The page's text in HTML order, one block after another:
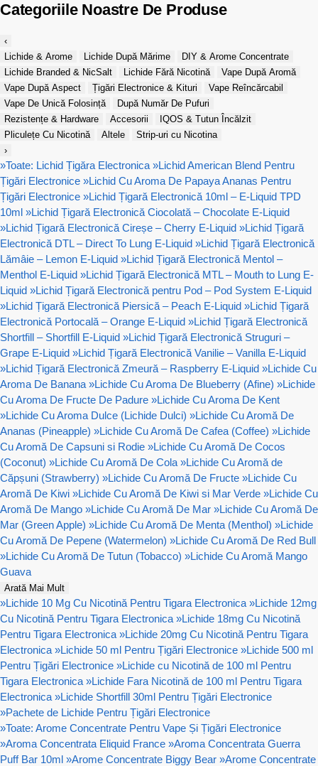
Categoriile Noastre De Produse
‹
Lichide & Arome
Lichide După Mărime
DIY & Arome Concentrate
Lichide Branded & NicSalt
Lichide Fără Nicotină
Vape După Aromă
Vape După Aspect
Țigări Electronice & Kituri
Vape Reîncărcabil
Vape De Unică Folosință
După Număr De Pufuri
Rezistențe & Hardware
Accesorii
IQOS & Tutun Încălzit
Pliculețe Cu Nicotină
Altele
Strip-uri cu Nicotina
›
»Toate: Lichid Țigăra Electronica »Lichid American Blend Pentru
Țigări Electronice »Lichid Cu Aroma De Papaya Ananas Pentru
Țigări Electronice »Lichid Țigară Electronică 10ml – E-Liquid TPD
10ml »Lichid Țigară Electronică Ciocolată – Chocolate E-Liquid
»Lichid Țigară Electronică Cireșe – Cherry E-Liquid »Lichid Țigară
Electronică DTL – Direct To Lung E-Liquid »Lichid Țigară Electronică
Lămâie – Lemon E-Liquid »Lichid Țigară Electronică Mentol –
Menthol E-Liquid »Lichid Țigară Electronică MTL – Mouth to Lung E-
Liquid »Lichid Țigară Electronică pentru Pod – Pod System E-Liquid
»Lichid Țigară Electronică Piersică – Peach E-Liquid »Lichid Țigară
Electronică Portocală – Orange E-Liquid »Lichid Țigară Electronică
Shortfill – Shortfill E-Liquid »Lichid Țigară Electronică Struguri –
Grape E-Liquid »Lichid Țigară Electronică Vanilie – Vanilla E-Liquid
»Lichid Țigară Electronică Zmeură – Raspberry E-Liquid »Lichide Cu
Aroma De Banana »Lichide Cu Aroma De Blueberry (Afine) »Lichide
Cu Aroma De Fructe De Padure »Lichide Cu Aroma De Kent
»Lichide Cu Aroma Dulce (Lichide Dulci) »Lichide Cu Aromă De
Ananas (Pineapple) »Lichide Cu Aromă De Cafea (Coffee) »Lichide
Cu Aromă De Capsuni si Rodie »Lichide Cu Aromă De Cocos
(Coconut) »Lichide Cu Aromă De Cola »Lichide Cu Aromă de
Căpșuni (Strawberry) »Lichide Cu Aromă De Fructe »Lichide Cu
Aromă De Kiwi »Lichide Cu Aromă De Kiwi si Mar Verde »Lichide Cu
Aromă De Mango »Lichide Cu Aromă De Mar »Lichide Cu Aromă De
Mar (Green Apple) »Lichide Cu Aromă De Menta (Menthol) »Lichide
Cu Aromă De Pepene (Watermelon) »Lichide Cu Aromă De Red Bull
»Lichide Cu Aromă De Tutun (Tobacco) »Lichide Cu Aromă Mango
Guava
Arată Mai Mult
»Lichide 10 Mg Cu Nicotină Pentru Tigara Electronica »Lichide 12mg
Cu Nicotină Pentru Tigara Electronica »Lichide 18mg Cu Nicotină
Pentru Tigara Electronica »Lichide 20mg Cu Nicotină Pentru Tigara
Electronica »Lichide 50 ml Pentru Țigări Electronice »Lichide 500 ml
Pentru Țigări Electronice »Lichide cu Nicotină de 100 ml Pentru
Tigara Electronica »Lichide Fara Nicotină de 100 ml Pentru Tigara
Electronica »Lichide Shortfill 30ml Pentru Țigări Electronice
»Pachete de Lichide Pentru Țigări Electronice
»Toate: Arome Concentrate Pentru Vape Și Țigări Electronice
»Aroma Concentrata Eliquid France »Aroma Concentrata Guerra
Puff Bar 10ml »Arome Concentrate Biggy Bear »Arome Concentrate